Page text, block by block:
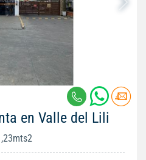
en Valle del Lili